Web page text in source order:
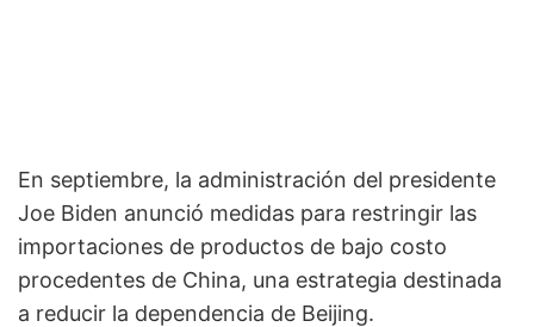
En septiembre, la administración del presidente
Joe Biden anunció medidas para restringir las
importaciones de productos de bajo costo
procedentes de China, una estrategia destinada
a reducir la dependencia de Beijing.